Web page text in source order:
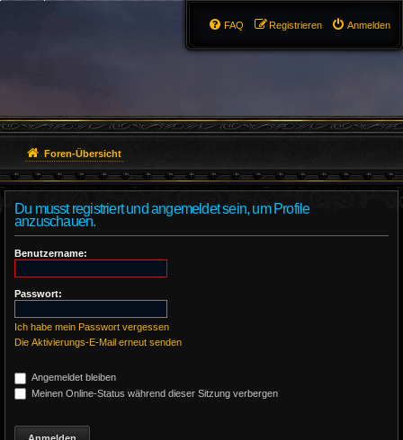
Anmelden
Registrieren
FAQ
Foren-Übersicht
Du musst registriert und angemeldet sein, um Profile
anzuschauen.
Benutzername:
Passwort:
Ich habe mein Passwort vergessen
Die Aktivierungs-E-Mail erneut senden
Angemeldet bleiben
Meinen Online-Status während dieser Sitzung verbergen